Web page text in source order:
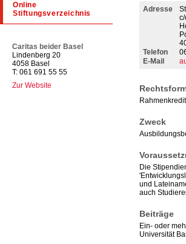
Online
Stiftungsverzeichnis
Caritas beider Basel
Lindenberg 20
4058 Basel
T: 061 691 55 55
Zur Website
Adresse
Telefon
E-Mail
Zweck
Die
und
auch
Beiträge
Ein- oder
Universität